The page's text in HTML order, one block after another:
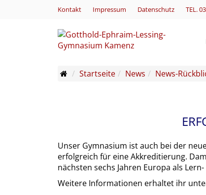
Kontakt Impressum Datenschutz TEL.
Startseite News News-
Unser Gymnasium ist auch bei der
erfolgreich für eine Akkreditierung.
nächsten sechs Jahren Europa als
Weitere Informationen erhaltet ihr